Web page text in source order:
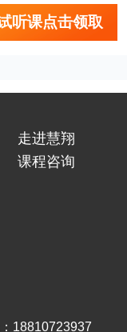
听课点击领取
走进慧翔
课程咨询
18810723937